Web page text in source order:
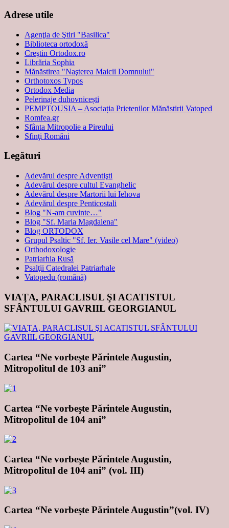
Adrese utile
Agenţia de Ştiri "Basilica"
Biblioteca ortodoxă
Creştin Ortodox.ro
Librăria Sophia
Mănăstirea "Naşterea Maicii Domnului"
Orthotoxos Typos
Ortodox Media
Pelerinaje duhovnicești
PEMPTOUSIA – Asociația Prietenilor Mănăstirii Vatoped
Romfea.gr
Sfânta Mitropolie a Pireului
Sfinţi Români
Legături
Adevărul despre Adventişti
Adevărul despre cultul Evanghelic
Adevărul despre Martorii lui Iehova
Adevărul despre Penticostali
Blog "N-am cuvinte…"
Blog "Sf. Maria Magdalena"
Blog ORTODOX
Grupul Psaltic "Sf. Ier. Vasile cel Mare" (video)
Orthodoxologie
Patriarhia Rusă
Psalţii Catedralei Patriarhale
Vatopedu (română)
VIAŢA, PARACLISUL ŞI ACATISTUL
SFÂNTULUI GAVRIIL GEORGIANUL
Cartea “Ne vorbeşte Părintele Augustin,
Mitropolitul de 103 ani”
Cartea “Ne vorbeşte Părintele Augustin,
Mitropolitul de 104 ani”
Cartea “Ne vorbeşte Părintele Augustin,
Mitropolitul de 104 ani” (vol. III)
Cartea “Ne vorbeşte Părintele Augustin”(vol. IV)